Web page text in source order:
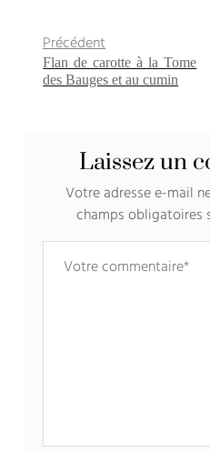
Précédent
Flan de carotte à la Tome
des Bauges et au cumin
Laissez un
Votre adresse e-mail
champs obligatoires